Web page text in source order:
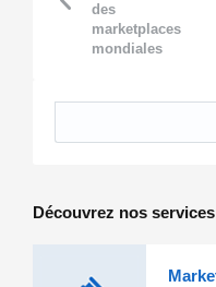
des
marketplaces
mondiales
Découvrez nos services